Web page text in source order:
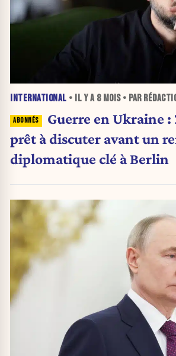
INTERNATIONAL • IL Y A 8 MOIS• PAR
Guerre en Ukraine :
prêt à discuter avant un
diplomatique clé à Berlin